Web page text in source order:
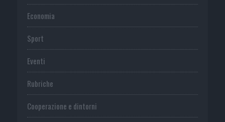
Economia
Sport
Eventi
Rubriche
Cooperazione e dintorni